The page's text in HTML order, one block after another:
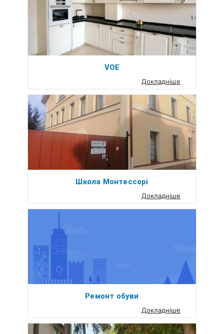
VOE
Докладніше
Школа Монтессорі
Докладніше
Ремонт обуви
Докладніше